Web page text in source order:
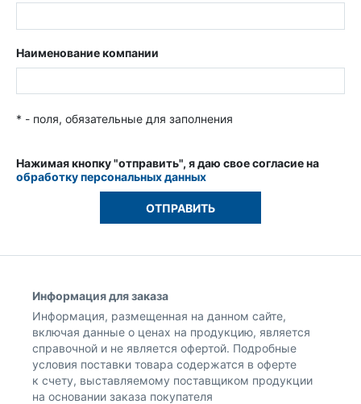
Наименование компании
* - поля, обязательные для заполнения
Нажимая кнопку "отправить", я даю свое согласие на
обработку персональных данных
Информация для заказа
Информация, размещенная на данном сайте,
включая данные о ценах на продукцию, является
справочной и не является офертой. Подробные
условия поставки товара содержатся в оферте
к счету, выставляемому поставщиком продукции
на основании заказа покупателя